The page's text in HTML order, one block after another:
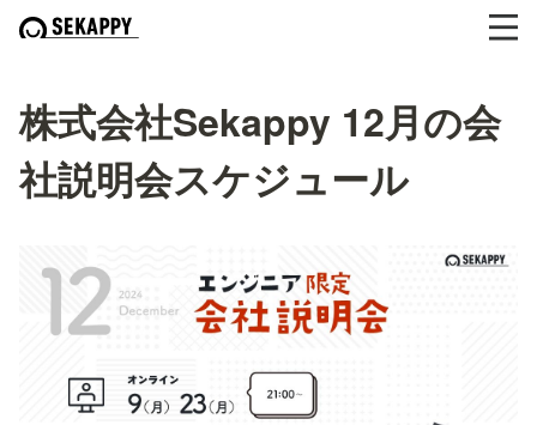
株式会社Sekappy 12月の会
社説明会スケジュール